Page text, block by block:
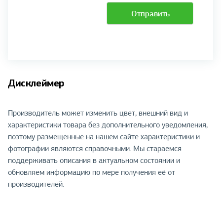
Отправить
Дисклеймер
Производитель может изменить цвет, внешний вид и
характеристики товара без дополнительного уведомления,
поэтому размещенные на нашем сайте характеристики и
фотографии являются справочными. Мы стараемся
поддерживать описания в актуальном состоянии и
обновляем информацию по мере получения её от
производителей.